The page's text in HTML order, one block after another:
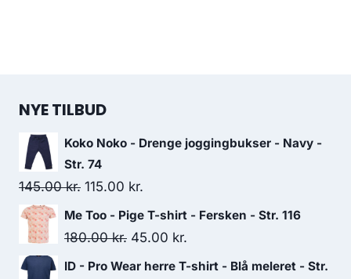
NYE TILBUD
Koko Noko - Drenge joggingbukser - Navy -
Str. 74
145.00kr. Original
price
was:
115.00 kr.
price
is:
Me Too - Pige T-shirt - Fersken - Str. 116
180.00kr. Original
price
45.00 kr.
price
ID - Pro Wear herre T-shirt - Blå meleret - Str.